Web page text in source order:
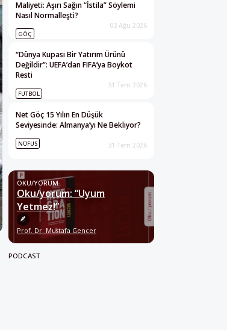
Maliyeti: Aşırı Sağın “İstila” Söylemi
Nasıl Normalleşti?
GÖÇ
03 Ağu 2026
“Dünya Kupası Bir Yatırım Ürünü
Değildir”: UEFA’dan FIFA’ya Boykot
Resti
FUTBOL
31 Tem 2026
Net Göç 15 Yılın En Düşük
Seviyesinde: Almanya’yı Ne Bekliyor?
NÜFUS 31 Tem 2026
OKU/YORUM
Oku/yorum: “Uyum
Yetmez!”
Prof. Dr. Mustafa Gencer
PODCAST